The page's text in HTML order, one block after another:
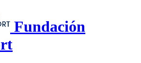
Fundación